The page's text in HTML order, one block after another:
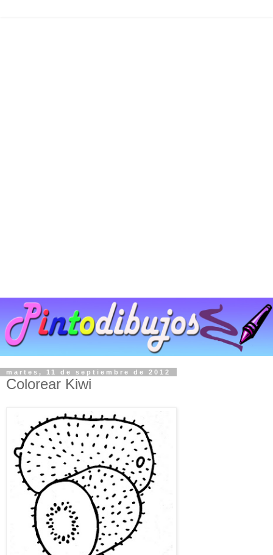
martes, 11 de septiembre de 2012
Colorear Kiwi